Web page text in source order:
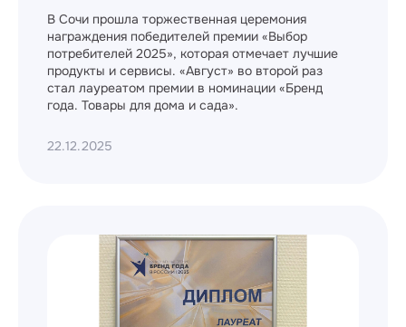
В Сочи прошла торжественная церемония
награждения победителей премии «Выбор
потребителей 2025», которая отмечает лучшие
продукты и сервисы. «Август» во второй раз
стал лауреатом премии в номинации «Бренд
года. Товары для дома и сада».
22.12.2025